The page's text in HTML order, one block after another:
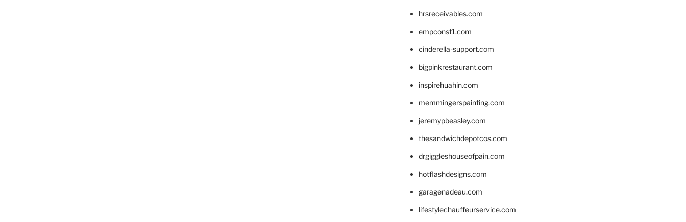
hrsreceivables.com
empconst1.com
cinderella-support.com
bigpinkrestaurant.com
inspirehuahin.com
memmingerspainting.com
jeremypbeasley.com
thesandwichdepotcos.com
drgiggleshouseofpain.com
hotflashdesigns.com
garagenadeau.com
lifestylechauffeurservice.com